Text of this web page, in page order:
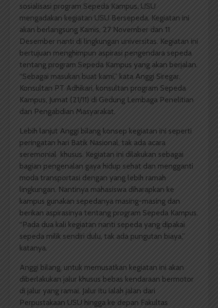
sosialisasi program Sepeda Kampus, USU
mengadakan kegiatan USU Bersepeda. Kegiatan ini
akan berlangsung Kamis, 27 November dan 11
Desember nanti di lingkungan universitas. Kegiatan ini
bertujuan menghimpun aspirasi pengendara sepeda
tentang program Sepeda Kampus yang akan berjalan.
“Sebagai masukan buat kami,” kata Anggi Siregar,
Konsultan PT Adhikari, konsultan program Sepeda
Kampus, Jumat (21/11) di Gedung Lembaga Penelitian
dan Pengabdian Masyarakat.
Lebih lanjut Anggi bilang konsep kegiatan ini seperti
peringatan hari Batik Nasional, tak ada acara
seremonial khusus. Kegiatan ini dilakukan sebagai
bagian pengenalan gaya hidup sehat dan mengganti
moda transportasi dengan yang lebih ramah
lingkungan. Nantinya mahasiswa diharapkan ke
kampus gunakan sepedanya masing-masing dan
berikan aspirasinya tentang program Sepeda Kampus.
“Pada dua kali kegiatan nanti sepeda yang dipakai
sepeda milik sendiri dulu, tak ada pungutan biaya,”
katanya.
Anggi bilang, untuk memusatkan kegiatan ini akan
diberlakukan jalur khusus bebas kendaraan bermotor
di jalur yang ramai. Jalur itu ialah jalan dari
Perpustakaan USU hingga ke depan Fakultas